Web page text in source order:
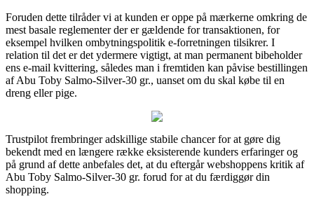
Foruden dette tilråder vi at kunden er oppe på mærkerne omkring de
mest basale reglementer der er gældende for transaktionen, for
eksempel hvilken ombytningspolitik e-forretningen tilsikrer. I
relation til det er det ydermere vigtigt, at man permanent bibeholder
ens e-mail kvittering, således man i fremtiden kan påvise bestillingen
af Abu Toby Salmo-Silver-30 gr., uanset om du skal købe til en
dreng eller pige.
Trustpilot frembringer adskillige stabile chancer for at gøre dig
bekendt med en længere række eksisterende kunders erfaringer og
på grund af dette anbefales det, at du eftergår webshoppens kritik af
Abu Toby Salmo-Silver-30 gr. forud for at du færdiggør din
shopping.